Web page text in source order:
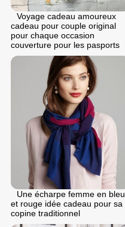
Voyage cadeau amoureux
cadeau pour couple original
pour chaque occasion
couverture pour les pasports
Une écharpe femme en bleu
et rouge idée cadeau pour sa
copine traditionnel